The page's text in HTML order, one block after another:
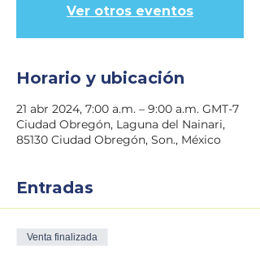
Ver otros eventos
Horario y ubicación
21 abr 2024, 7:00 a.m. – 9:00 a.m. GMT-7
Ciudad Obregón, Laguna del Nainari,
85130 Ciudad Obregón, Son., México
Entradas
Venta finalizada